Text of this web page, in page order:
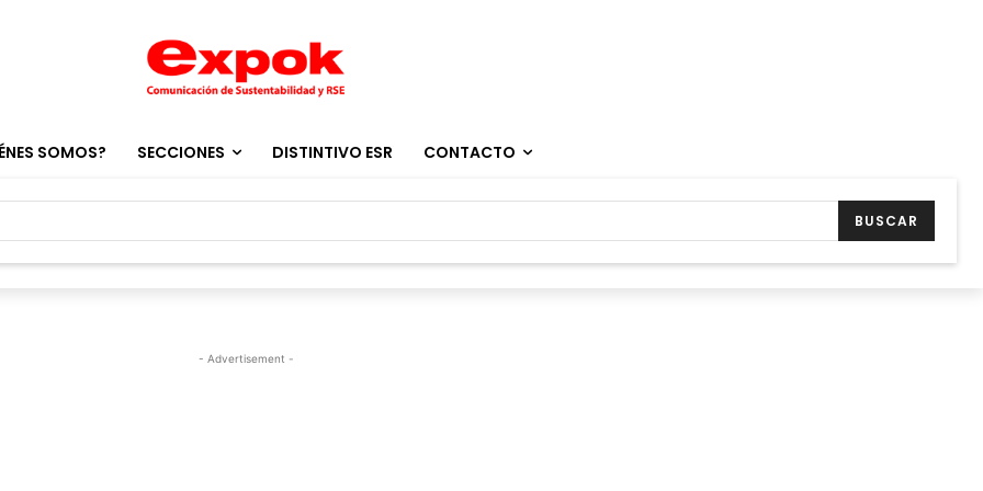
SOMOS? SECCIONES DISTINTIVO ESR CONTACTO
BUSCAR
- Advertisement -